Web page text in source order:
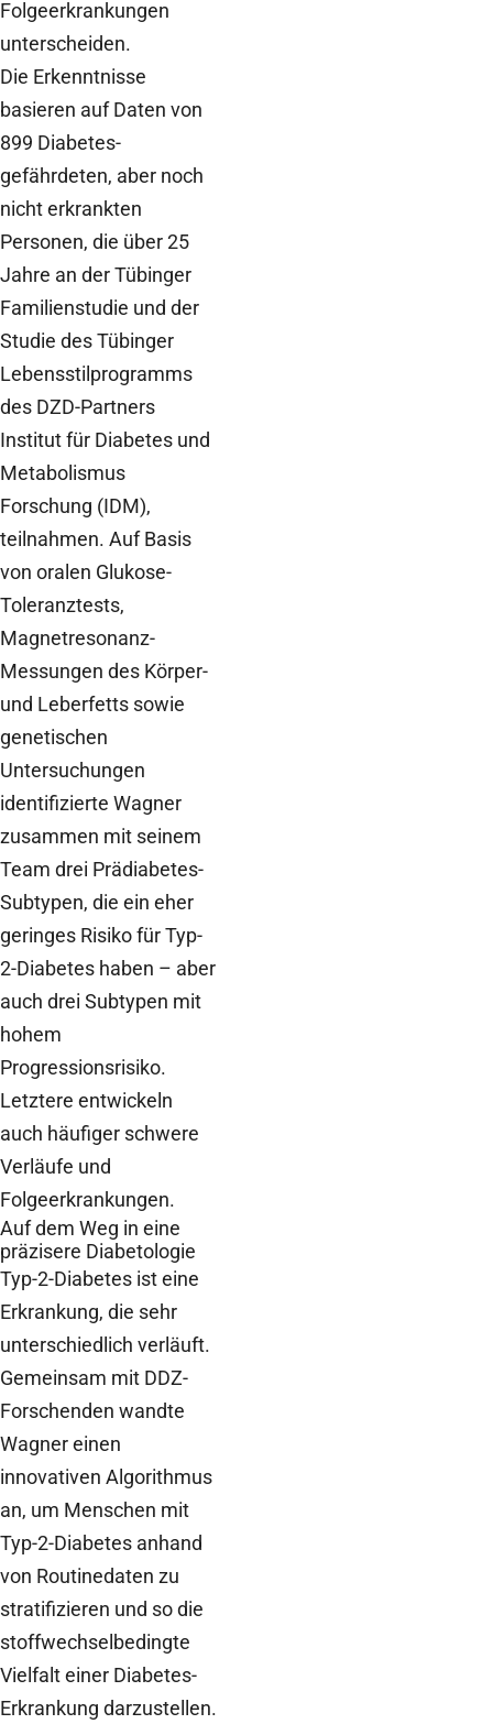
Folgeerkrankungen
unterscheiden.
Die Erkenntnisse
basieren auf Daten von
899 Diabetes-
gefährdeten, aber noch
nicht erkrankten
Personen, die über 25
Jahre an der Tübinger
Familienstudie und der
Studie des Tübinger
Lebensstilprogramms
des DZD-Partners
Institut für Diabetes und
Metabolismus
Forschung (IDM),
teilnahmen. Auf Basis
von oralen Glukose-
Toleranztests,
Magnetresonanz-
Messungen des Körper-
und Leberfetts sowie
genetischen
Untersuchungen
identifizierte Wagner
zusammen mit seinem
Team drei Prädiabetes-
Subtypen, die ein eher
geringes Risiko für Typ-
2-Diabetes haben – aber
auch drei Subtypen mit
hohem
Progressionsrisiko.
Letztere entwickeln
auch häufiger schwere
Verläufe und
Folgeerkrankungen.
Auf dem Weg in eine
präzisere Diabetologie
Typ-2-Diabetes ist eine
Erkrankung, die sehr
unterschiedlich verläuft.
Gemeinsam mit DDZ-
Forschenden wandte
Wagner einen
innovativen Algorithmus
an, um Menschen mit
Typ-2-Diabetes anhand
von Routinedaten zu
stratifizieren und so die
stoffwechselbedingte
Vielfalt einer Diabetes-
Erkrankung darzustellen.